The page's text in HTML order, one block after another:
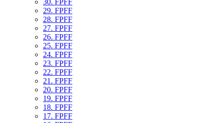
29. FPFF
28. FPFF
27. FPFF
26. FPFF
25. FPFF
24. FPFF
23. FPFF
22. FPFF
21. FPFF
20. FPFF
19. FPFF
18. FPFF
17. FPFF